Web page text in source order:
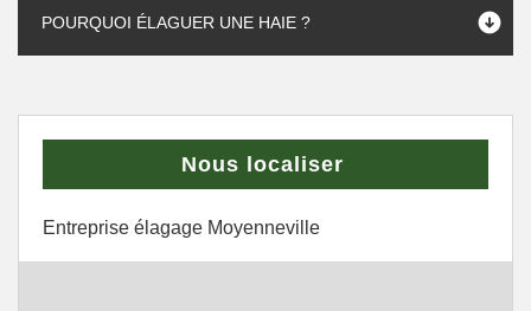
POURQUOI ÉLAGUER UNE HAIE ?
Nous localiser
Entreprise élagage Moyenneville